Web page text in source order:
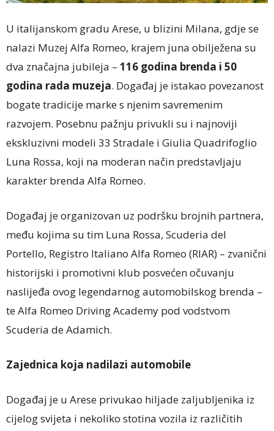
U italijanskom gradu Arese, u blizini Milana, gdje se
nalazi Muzej Alfa Romeo, krajem juna obilježena su
dva značajna jubileja – 116 godina brenda i 50
godina rada muzeja. Događaj je istakao povezanost
bogate tradicije marke s njenim savremenim
razvojem. Posebnu pažnju privukli su i najnoviji
ekskluzivni modeli 33 Stradale i Giulia Quadrifoglio
Luna Rossa, koji na moderan način predstavljaju
karakter brenda Alfa Romeo.
Događaj je organizovan uz podršku brojnih partnera,
među kojima su tim Luna Rossa, Scuderia del
Portello, Registro Italiano Alfa Romeo (RIAR) – zvanični
historijski i promotivni klub posvećen očuvanju
naslijeđa ovog legendarnog automobilskog brenda –
te Alfa Romeo Driving Academy pod vodstvom
Scuderia de Adamich.
Zajednica koja nadilazi automobile
Događaj je u Arese privukao hiljade zaljubljenika iz
cijelog svijeta i nekoliko stotina vozila iz različitih